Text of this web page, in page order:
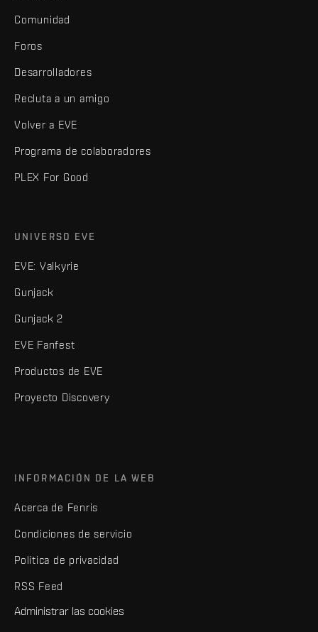
Comunidad
Foros
Desarrolladores
Recluta a un amigo
Volver a EVE
Programa de colaboradores
PLEX For Good
UNIVERSO EVE
EVE: Valkyrie
Gunjack
Gunjack 2
EVE Fanfest
Productos de EVE
Proyecto Discovery
INFORMACIÓN DE LA WEB
Acerca de Fenris
Condiciones de servicio
Política de privacidad
RSS Feed
Administrar las cookies